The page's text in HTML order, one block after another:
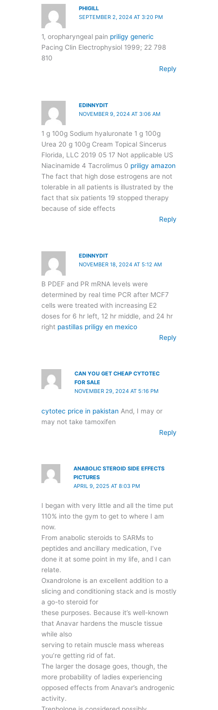
PHIGILL
SEPTEMBER 2, 2024 AT 3:20 PM
1, oropharyngeal pain priligy generic
Pacing Clin Electrophysiol 1999; 22 798
810
Reply
EDINNYDIT
NOVEMBER 9, 2024 AT 3:06 AM
1 g 100g Sodium hyaluronate 1 g 100g
Urea 20 g 100g Cream Topical Sincerus
Florida, LLC 2019 05 17 Not applicable US
Niacinamide 4 Tacrolimus 0 priligy amazon
The fact that high dose estrogens are not
tolerable in all patients is illustrated by the
fact that six patients 19 stopped therapy
because of side effects
Reply
EDINNYDIT
NOVEMBER 18, 2024 AT 5:12 AM
B PDEF and PR mRNA levels were
determined by real time PCR after MCF7
cells were treated with increasing E2
doses for 6 hr left, 12 hr middle, and 24 hr
right pastillas priligy en mexico
Reply
CAN YOU GET CHEAP CYTOTEC
FOR SALE
NOVEMBER 29, 2024 AT 5:16 PM
cytotec price in pakistan And, I may or
may not take tamoxifen
Reply
ANABOLIC STEROID SIDE EFFECTS
PICTURES
APRIL 9, 2025 AT 8:03 PM
I began with very little and all the time put
110% into the gym to get to where I am
now.
From anabolic steroids to SARMs to
peptides and ancillary medication, I’ve
done it at some point in my life, and I can
relate.
Oxandrolone is an excellent addition to a
slicing and conditioning stack and is mostly
a go-to steroid for
these purposes. Because it’s well-known
that Anavar hardens the muscle tissue
while also
serving to retain muscle mass whereas
you’re getting rid of fat.
The larger the dosage goes, though, the
more probability of ladies experiencing
opposed effects from Anavar’s androgenic
activity.